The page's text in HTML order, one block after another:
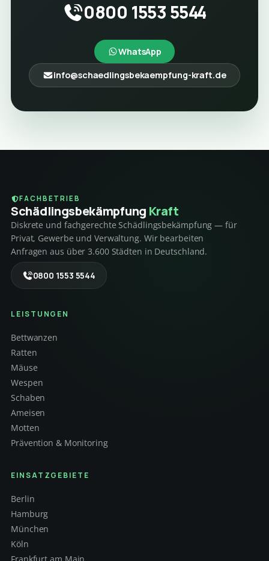
0800 1553 5544
WhatsApp
info@schaedlingsbekaempfung-kraft.de
FACHBETRIEB
Schädlings­bekämpfung Kraft
Diskrete und fachgerechte Schädlingsbekämpfung — für
Privat, Gewerbe und Verwaltung. Wir bearbeiten
Anfragen aus über 3.600 Städten in Deutschland.
0800 1553 5544
LEISTUNGEN
Bettwanzen
Ratten
Mäuse
Wespen
Schaben
Ameisen
Motten
Prävention & Monitoring
EINSATZGEBIETE
Berlin
Hamburg
München
Köln